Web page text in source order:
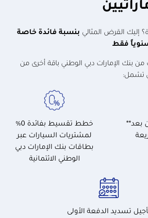
إليك القرض المثالي بنسبة فائدة خاصة
بنك الإمارات دبي الوطني باقة أخرى من
تشمل:
بعد**
خطط تقسيط بفائدة 0%
لمشتريات السيارات عبر
بطاقات بنك الإمارات دبي
الوطني الائتمانية
تسديد الدفعة الأولى